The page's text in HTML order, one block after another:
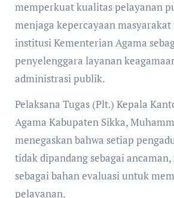
memperkuat kualitas pelayanan
menjaga kepercayaan
institusi Kementerian Agama
penyelenggara layanan
administrasi publik.
Pelaksana Tugas (Plt.) Kepala
Agama Kabupaten Sikka,
menegaskan bahwa setiap
tidak dipandang sebagai
sebagai bahan evaluasi untuk
pelayanan.